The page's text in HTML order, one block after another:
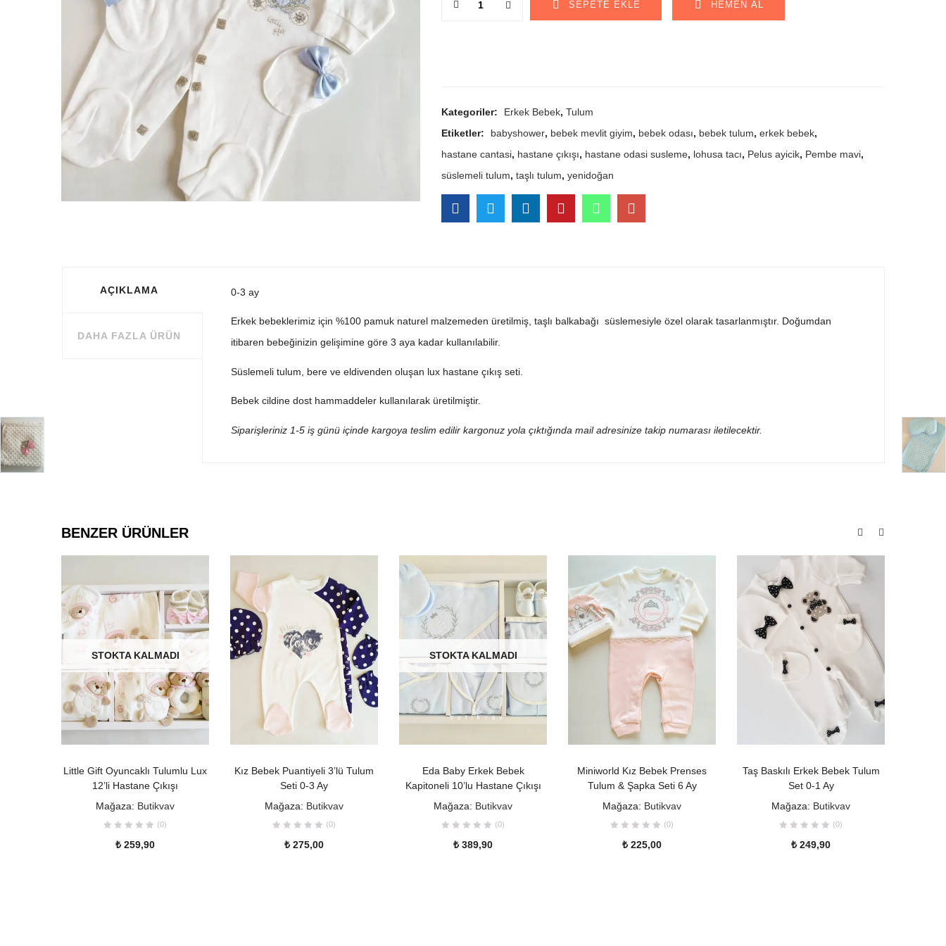
SEPETE EKLE HEMEN AL
Kategoriler: Erkek Bebek, Tulum
Etiketler:
babyshower, bebek mevlit giyim, bebek odası, bebek tulum, erkek bebek,
hastane cantasi, hastane çıkışı, hastane odasi susleme, lohusa tacı, Pelus ayicik, Pembe mavi,
süslemeli tulum, taşlı tulum, yenidoğan
AÇIKLAMA
DAHA FAZLA ÜRÜN
0-3 ay
Erkek bebeklerimiz için %100 pamuk naturel malzemeden üretilmiş, taşlı balkabağı süslemesiyle özel olarak tasarlanmıştır. Doğumdan
itibaren bebeğinizin gelişimine göre 3 aya kadar kullanılabilir.
Süslemeli tulum, bere ve eldivenden oluşan lux hastane çıkış seti.
Bebek cildine dost hammaddeler kullanılarak üretilmiştir.
Siparişleriniz 1-5 iş günü içinde kargoya teslim edilir kargonuz yola çıktığında mail adresinize takip numarası iletilecektir.
BENZER ÜRÜNLER
STOKTA KALMADI
Little Gift Oyuncaklı Tulumlu Lux
12’li Hastane Çıkışı
Mağaza: Butikvav
(0)
₺ 259,90
Kız Bebek Puantiyeli 3’lü Tulum
Seti 0-3 Ay
Mağaza: Butikvav
(0)
₺ 275,00
STOKTA KALMADI
Eda Baby Erkek Bebek
Kapitoneli 10’lu Hastane Çıkışı
Mağaza: Butikvav
(0)
₺ 389,90
Miniworld Kız Bebek Prenses
Tulum & Şapka Seti 6 Ay
Mağaza: Butikvav
(0)
₺ 225,00
Taş Baskılı Erkek Bebek Tulum
Set 0-1 Ay
Mağaza: Butikvav
(0)
₺ 249,90